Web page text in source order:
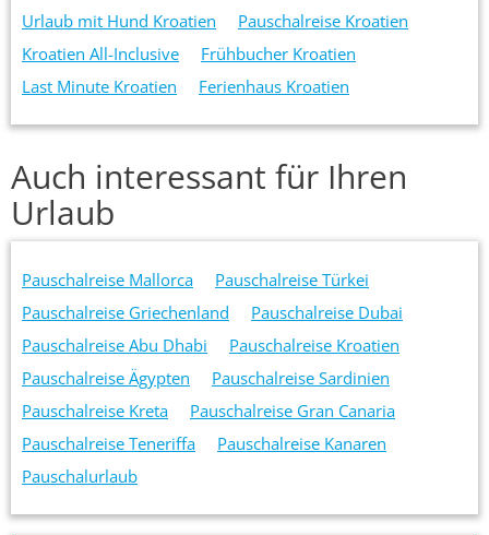
Urlaub mit Hund Kroatien
Pauschalreise Kroatien
Kroatien All-Inclusive
Frühbucher Kroatien
Last Minute Kroatien
Ferienhaus Kroatien
Auch interessant für Ihren
Urlaub
Pauschalreise Mallorca
Pauschalreise Türkei
Pauschalreise Griechenland
Pauschalreise Dubai
Pauschalreise Abu Dhabi
Pauschalreise Kroatien
Pauschalreise Ägypten
Pauschalreise Sardinien
Pauschalreise Kreta
Pauschalreise Gran Canaria
Pauschalreise Teneriffa
Pauschalreise Kanaren
Pauschalurlaub